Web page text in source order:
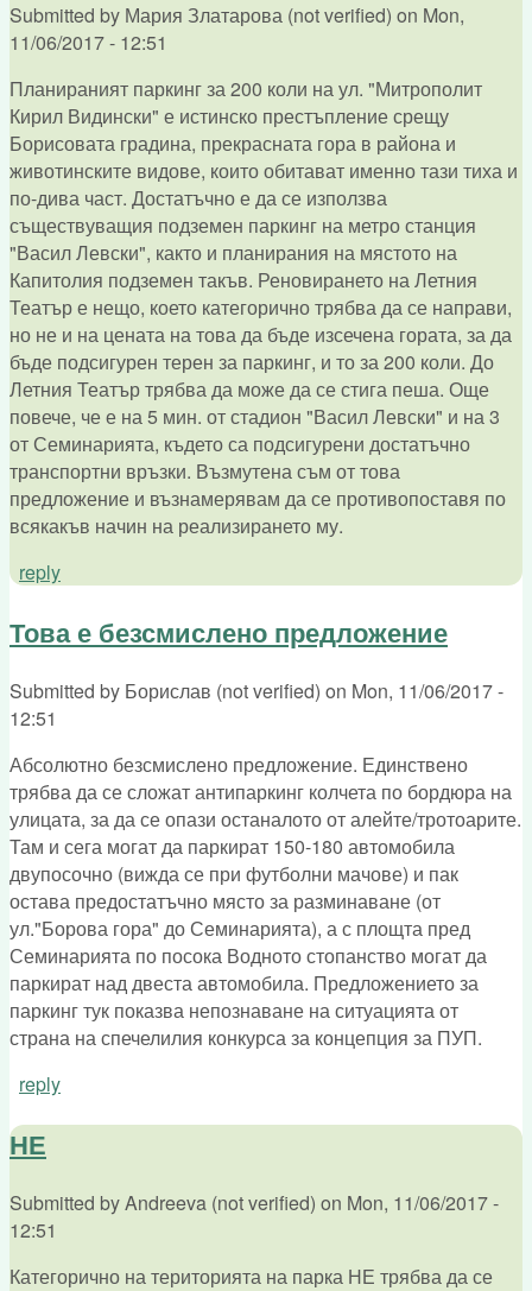
Submitted by Мария Златарова (not verified) on Mon,
11/06/2017 - 12:51
Планираният паркинг за 200 коли на ул. "Митрополит
Кирил Видински" е истинско престъпление срещу
Борисовата градина, прекрасната гора в района и
животинските видове, които обитават именно тази тиха и
по-дива част. Достатъчно е да се използва
съществуващия подземен паркинг на метро станция
"Васил Левски", както и планирания на мястото на
Капитолия подземен такъв. Реновирането на Летния
Театър е нещо, което категорично трябва да се направи,
но не и на цената на това да бъде изсечена гората, за да
бъде подсигурен терен за паркинг, и то за 200 коли. До
Летния Театър трябва да може да се стига пеша. Още
повече, че е на 5 мин. от стадион "Васил Левски" и на 3
от Семинарията, където са подсигурени достатъчно
транспортни връзки. Възмутена съм от това
предложение и възнамерявам да се противопоставя по
всякакъв начин на реализирането му.
reply
Това е безсмислено предложение
Submitted by Борислав (not verified) on Mon, 11/06/2017 -
12:51
Абсолютно безсмислено предложение. Единствено
трябва да се сложат антипаркинг колчета по бордюра на
улицата, за да се опази останалото от алейте/тротоарите.
Там и сега могат да паркират 150-180 автомобила
двупосочно (вижда се при футболни мачове) и пак
остава предостатъчно място за разминаване (от
ул."Борова гора" до Семинарията), а с площта пред
Семинарията по посока Водното стопанство могат да
паркират над двеста автомобила. Предложението за
паркинг тук показва непознаване на ситуацията от
страна на спечелилия конкурса за концепция за ПУП.
reply
НЕ
Submitted byAndreeva (not verified) on Mon, 11/06/2017 -
12:51
Категорично на територията на парка НЕ трябва да се